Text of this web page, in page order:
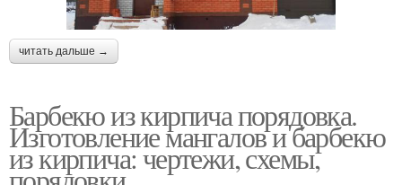
читать дальше →
Барбекю из кирпича порядовка.
Изготовление мангалов и барбекю
из кирпича: чертежи, схемы,